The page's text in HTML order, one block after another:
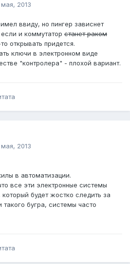
мая, 2013
имел ввиду, но пингер зависнет
и коммутатор станет раком
открывать придется.
ключи в электронном виде
"контролера" - плохой вариант.
мая, 2013
в автоматизации.
все эти электронные системы
будет жостко следить за
бугра, системы часто